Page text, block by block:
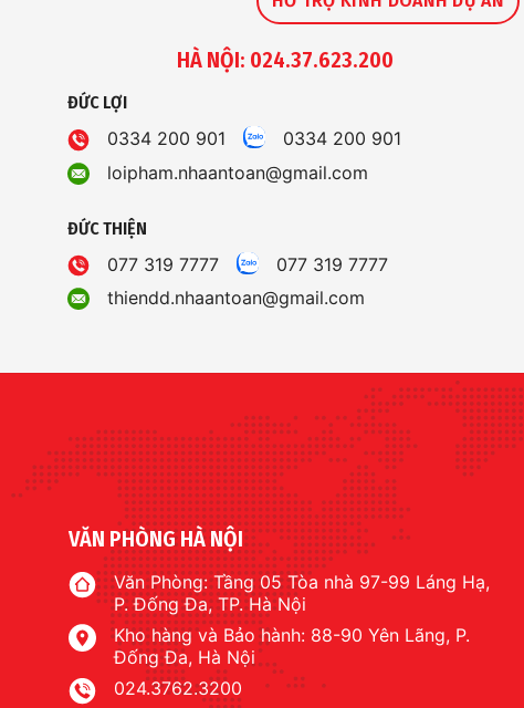
HÀ NỘI: 024.37.623.200
ĐỨC LỢI
0334 200 901
0334 200 901
loipham.nhaantoan@gmail.com
ĐỨC THIỆN
077 319 7777
077 319 7777
thiendd.nhaantoan@gmail.com
VĂN PHÒNG HÀ NỘI
Văn Phòng: Tầng 05 Tòa nhà 97-99 Láng Hạ,
P. Đống Đa, TP. Hà Nội
Kho hàng và Bảo hành: 88-90 Yên Lãng, P.
Đống Đa, Hà Nội
024.3762.3200